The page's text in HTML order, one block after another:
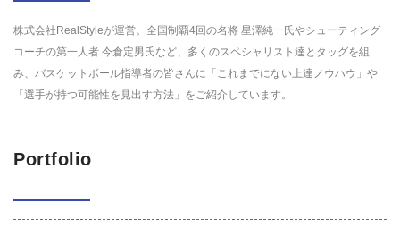
株式会社RealStyleが運営。全国制覇4回の名将 星澤純一氏やシューティング
コーチの第一人者 今倉定男氏など、多くのスペシャリスト達とタッグを組
み、バスケットボール指導者の皆さんに「これまでにない上達ノウハウ」や
「選手が持つ可能性を見出す方法」をご紹介しています。
Portfolio